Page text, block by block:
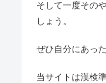
そして一度その
しょう。
ぜひ自分にあっ
当サイトは漢検